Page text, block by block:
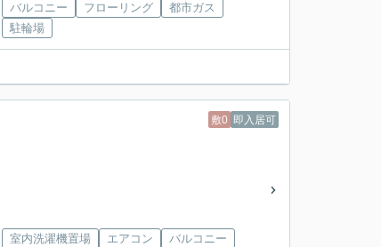
バルコニー
フローリング
都市ガス
駐輪場
敷0 即入居可
室内洗濯機置場 エアコン
バルコニー